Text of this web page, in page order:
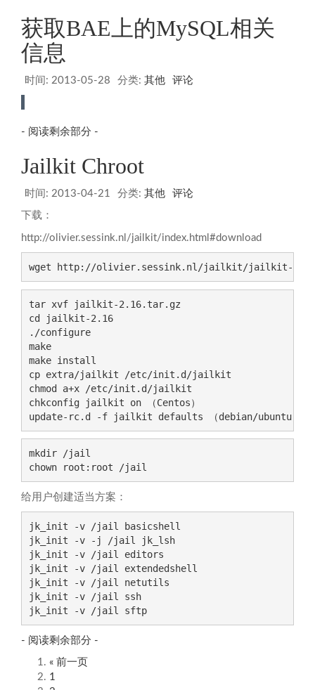
获取BAE上的MySQL相关
信息
时间: 2013-05-28 分类: 其他 评论
- 阅读剩余部分 -
Jailkit Chroot
时间: 2013-04-21 分类: 其他 评论
下载：
http://olivier.sessink.nl/jailkit/index.html#download
wget http://olivier.sessink.nl/jailkit/jailkit-
tar xvf jailkit-2.16.tar.gz
cd jailkit-2.16
./configure
make
make install
cp extra/jailkit /etc/init.d/jailkit
chmod a+x /etc/init.d/jailkit
chkconfig jailkit on （Centos）
update-rc.d -f jailkit defaults （debian/ubuntu）
mkdir /jail
chown root:root /jail
给用户创建适当方案：
jk_init -v /jail basicshell
jk_init -v -j /jail jk_lsh
jk_init -v /jail editors
jk_init -v /jail extendedshell
jk_init -v /jail netutils
jk_init -v /jail ssh
jk_init -v /jail sftp
- 阅读剩余部分 -
« 前一页
1